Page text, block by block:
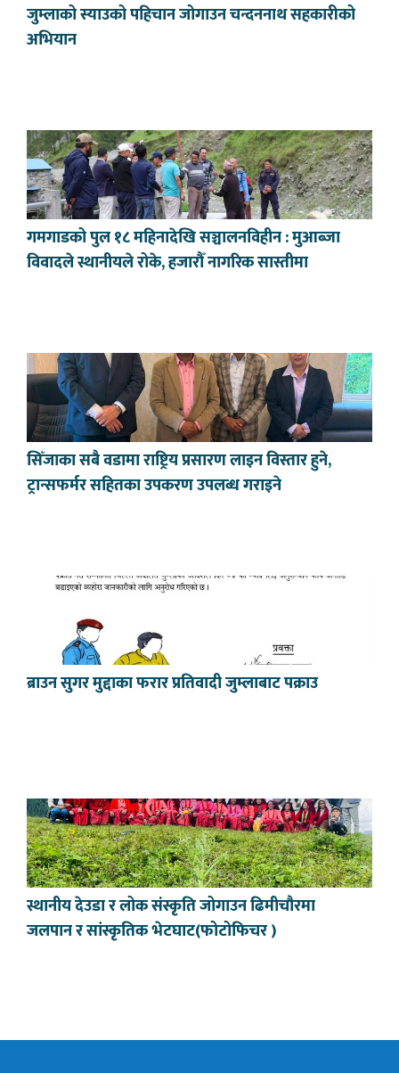
जुम्लाको स्याउको पहिचान जोगाउन चन्दननाथ सहकारीको
अभियान
गमगाडको पुल १८ महिनादेखि सञ्चालनविहीन : मुआब्जा
विवादले स्थानीयले रोके, हजारौँ नागरिक सास्तीमा
सिँजाका सबै वडामा राष्ट्रिय प्रसारण लाइन विस्तार हुने,
ट्रान्सफर्मर सहितका उपकरण उपलब्ध गराइने
ब्राउन सुगर मुद्दाका फरार प्रतिवादी जुम्लाबाट पक्राउ
स्थानीय देउडा र लोक संस्कृति जोगाउन ढिमीचौरमा
जलपान र सांस्कृतिक भेटघाट(फोटोफिचर )